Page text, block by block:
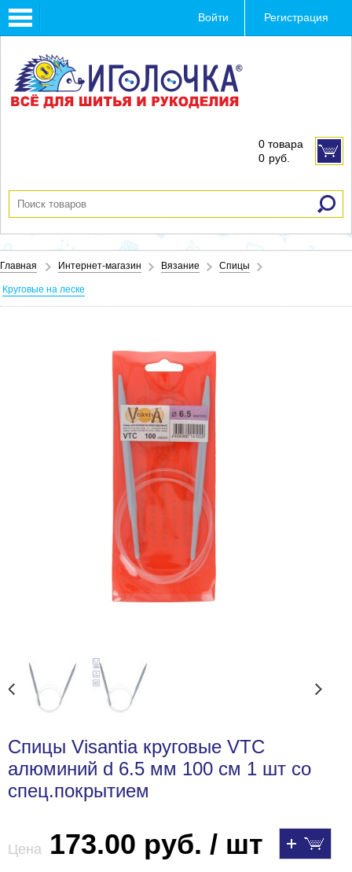
Toggle
navigation
Войти Регистрация
0 товара
0 руб.
Главная Интернет-магазин Вязание Спицы
Круговые на леске
Спицы Visantia круговые VTC
алюминий d 6.5 мм 100 см 1 шт со
спец.покрытием
Цена 173.00 руб. / шт